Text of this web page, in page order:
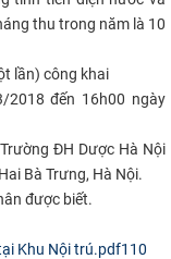
thu trong năm là 10
lần) công khai
đến 16h00 ngày
ĐH Dược Hà Nội
Bà Trưng, Hà Nội.
được biết.
110